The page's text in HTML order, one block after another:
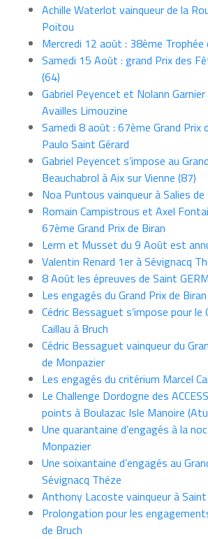
Achille Waterlot vainqueur de la
Poitou
Mercredi 12 août : 38ème Trophée
Samedi 15 Août : grand Prix des
(64)
Gabriel Peyencet et Nolann
Availles Limouzine
Samedi 8 août : 67ème Grand Prix
Paulo Saint Gérard
Gabriel Peyencet s’impose au
Beauchabrol à Aix sur Vienne (87)
Noa Puntous vainqueur à Salies de
Romain Campistrous et Axel
67ème Grand Prix de Biran
Lerm et Musset du 9 Août est
Valentin Renard 1er à Sévignacq
8 Août les épreuves de Saint
Les engagés du Grand Prix de
Cédric Bessaguet s’impose pour le
Caillau à Bruch
Cédric Bessaguet vainqueur du
de Monpazier
Les engagés du critérium Marcel
Le Challenge Dordogne des
points à Boulazac Isle Manoire
Une quarantaine d’engagés à la
Monpazier
Une soixantaine d’engagés au
Sévignacq Théze
Anthony Lacoste vainqueur à
Prolongation pour les
de Bruch